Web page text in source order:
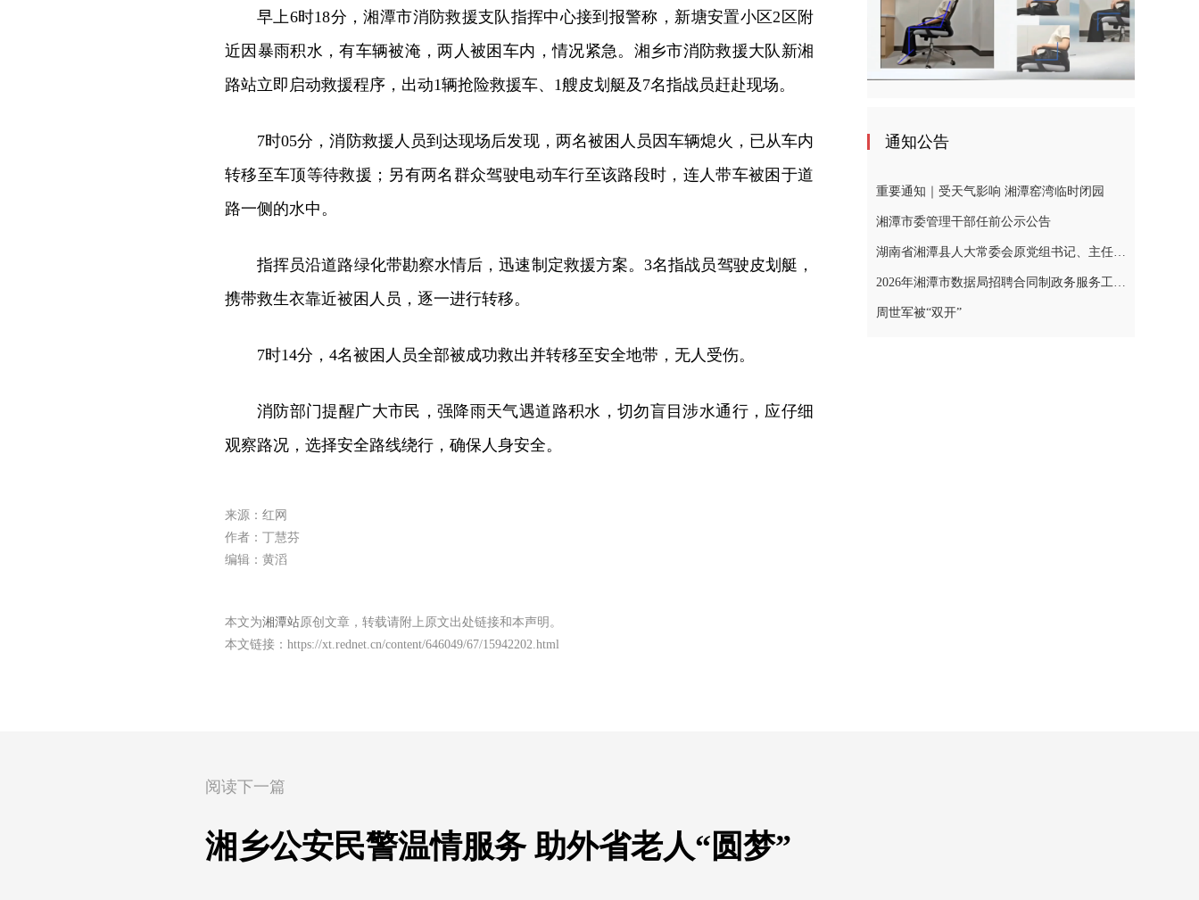
早上6时18分，湘潭市消防救援支队指挥中心接到报警称，新塘安置小区2区附
近因暴雨积水，有车辆被淹，两人被困车内，情况紧急。湘乡市消防救援大队新湘
路站立即启动救援程序，出动1辆抢险救援车、1艘皮划艇及7名指战员赶赴现场。
7时05分，消防救援人员到达现场后发现，两名被困人员因车辆熄火，已从车内
转移至车顶等待救援；另有两名群众驾驶电动车行至该路段时，连人带车被困于道
路一侧的水中。
指挥员沿道路绿化带勘察水情后，迅速制定救援方案。3名指战员驾驶皮划艇，
携带救生衣靠近被困人员，逐一进行转移。
7时14分，4名被困人员全部被成功救出并转移至安全地带，无人受伤。
消防部门提醒广大市民，强降雨天气遇道路积水，切勿盲目涉水通行，应仔细
观察路况，选择安全路线绕行，确保人身安全。
来源：红网
作者：丁慧芬
编辑：黄滔
本文为湘潭站原创文章，转载请附上原文出处链接和本声明。
本文链接： https://xt.rednet.cn/content/646049/67/15942202.html
通知公告
重要通知｜受天气影响 湘潭窑湾临时闭园
湘潭市委管理干部任前公示公告
湖南省湘潭县人大常委会原党组书记、主任黄忠德涉嫌严重违纪违法，接受审查调查
2026年湘潭市数据局招聘合同制政务服务工作人员公告
周世军被“双开”
阅读下一篇
湘乡公安民警温情服务 助外省老人“圆梦”